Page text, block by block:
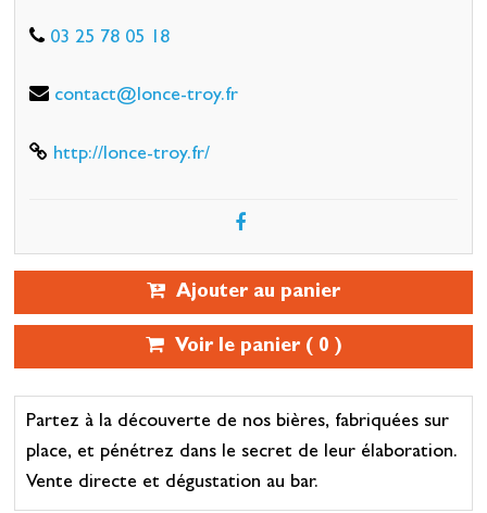
03 25 78 05 18
contact@lonce-troy.fr
http://lonce-troy.fr/
Ajouter au panier
Voir le panier ( 0 )
Partez à la découverte de nos bières, fabriquées sur
place, et pénétrez dans le secret de leur élaboration.
Vente directe et dégustation au bar.